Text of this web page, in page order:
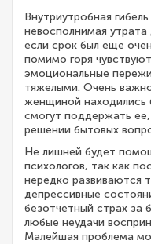
Внутриутробная
невосполнимая
если срок был еще
помимо горя
эмоциональные
тяжелыми. Очень
женщиной находились
смогут поддержать
решении бытовых
Не лишней будет
психологов, так как
нередко развиваются
депрессивные
безотчетный страх за
любые неудачи
Малейшая проблема